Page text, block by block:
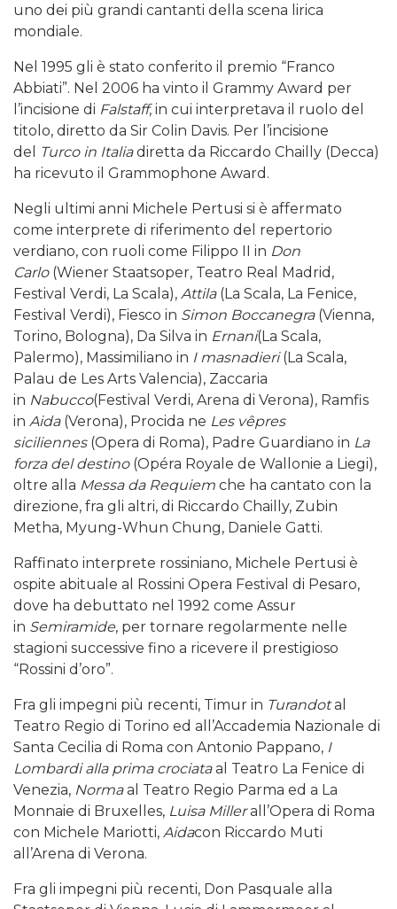
uno dei più grandi cantanti della scena lirica
mondiale.
Nel 1995 gli è stato conferito il premio “Franco
Abbiati”. Nel 2006 ha vinto il Grammy Award per
l’incisione di Falstaff, in cui interpretava il ruolo del
titolo, diretto da Sir Colin Davis. Per l’incisione
del
Turco in Italiadiretta da Riccardo Chailly (Decca)
ha ricevuto il Grammophone Award.
Negli ultimi anni Michele Pertusi si è affermato
come interprete di riferimento del repertorio
verdiano, con ruoli come Filippo II in Don
Carlo(Wiener Staatsoper, Teatro Real Madrid,
Festival Verdi, La Scala), Attila(La Scala, La Fenice,
Festival Verdi), Fiesco in Simon Boccanegra(Vienna,
Torino, Bologna), Da Silva in Ernani(La Scala,
Palermo), Massimiliano in I masnadieri(La Scala,
Palau de Les Arts Valencia), Zaccaria
in Nabucco(Festival Verdi, Arena di Verona), Ramfis
in Aida(Verona), Procida ne Les vêpres
siciliennes(Opera di Roma), Padre Guardiano in La
forza del destino(Opéra Royale de Wallonie a Liegi),
oltre alla Messa da Requiem che ha cantato con la
direzione, fra gli altri, di Riccardo Chailly, Zubin
Metha, Myung-Whun Chung, Daniele Gatti.
Raffinato interprete rossiniano, Michele Pertusi è
ospite abituale al Rossini Opera Festival di Pesaro,
dove ha debuttato nel 1992 come Assur
in Semiramide, per tornare regolarmente nelle
stagioni successive fino a ricevere il prestigioso
“Rossini d’oro”.
Fra gli impegni più recenti, Timur in Turandotal
Teatro Regio di Torino ed all’Accademia Nazionale di
Santa Cecilia di Roma con Antonio Pappano, I
Lombardi alla prima crociataal Teatro La Fenice di
Venezia, Normaal Teatro Regio Parma ed a La
Monnaie di Bruxelles, Luisa Millerall’Opera di Roma
con Michele Mariotti, Aidacon Riccardo Muti
all’Arena di Verona.
Fra gli impegni più recenti, Don Pasquale alla